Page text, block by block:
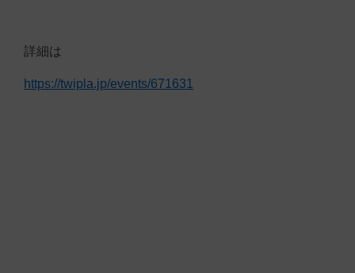
詳細は
https://twipla.jp/events/671631